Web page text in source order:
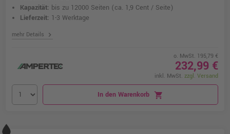
Kapazität: bis zu 12000 Seiten (ca. 1,9 Cent / Seite)
Lieferzeit: 1-3 Werktage
mehr Details chevron_right
o. MwSt. 195,79 €
232,99 €
inkl. MwSt. zzgl. Versand
In den Warenkorb shopping_cart